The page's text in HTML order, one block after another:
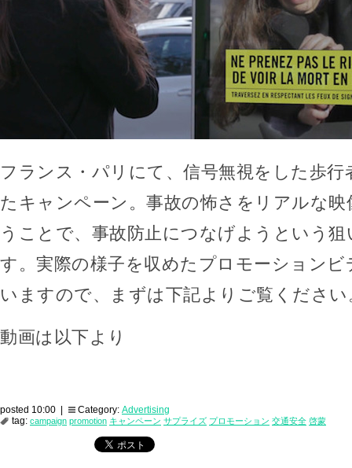
フランス・パリにて、信号無視をした歩行
たキャンペーン。事故の怖さをリアルな
うことで、事故防止につなげようという
す。実際の様子を収めたプロモーション
いますので、まずは下記よりご覧ください
動画は以下より
posted 10:00 | Category: Advertising
tag: campaign promotion キャンペーン サプライズ プロモーション 交通安全 啓蒙